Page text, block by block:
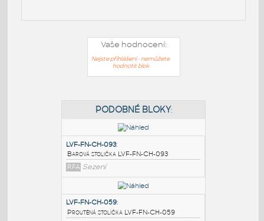
Vaše hodnocení:
Nejste přihlášeni - nemůžete
hodnotit blok
PODOBNÉ BLOKY